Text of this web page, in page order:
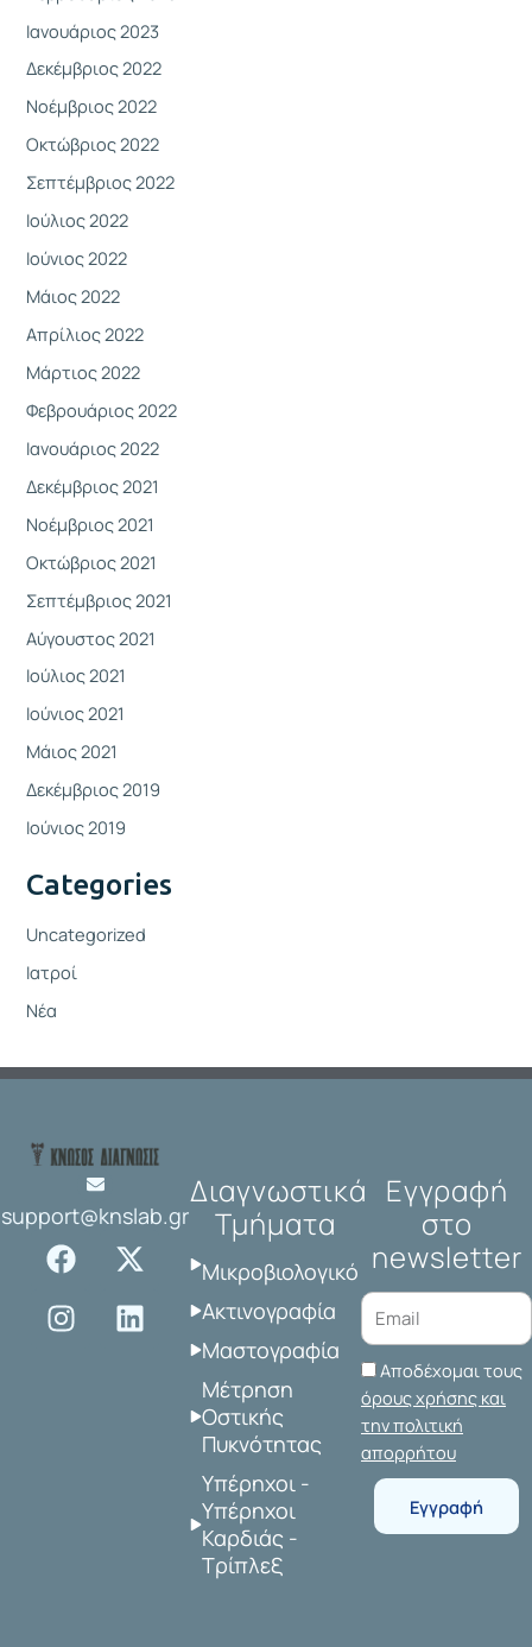
Ιανουάριος 2023
Δεκέμβριος 2022
Νοέμβριος 2022
Οκτώβριος 2022
Σεπτέμβριος 2022
Ιούλιος 2022
Ιούνιος 2022
Μάιος 2022
Απρίλιος 2022
Μάρτιος 2022
Φεβρουάριος 2022
Ιανουάριος 2022
Δεκέμβριος 2021
Νοέμβριος 2021
Οκτώβριος 2021
Σεπτέμβριος 2021
Αύγουστος 2021
Ιούλιος 2021
Ιούνιος 2021
Μάιος 2021
Δεκέμβριος 2019
Ιούνιος 2019
Categories
Uncategorized
Ιατροί
Νέα
support@knslab.gr
F
a
c
e
X
-
t
w
I
n
s
t
L
i
n
k
Διαγνωστικά
Τμήματα
Μικροβιολογικό
Ακτινογραφία
Μαστογραφία
Μέτρηση
Οστικής
Πυκνότητας
Υπέρηχοι -
Υπέρηχοι
Καρδιάς -
Τρίπλεξ
Εγγραφή
στο
newsletter
Αποδέχομαι τους
όρους χρήσης και
την πολιτική
απορρήτου
Εγγραφή